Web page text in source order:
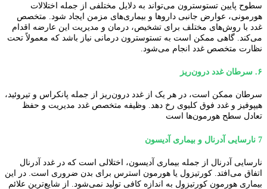
سطوح پایین تستوسترون می‌تواند به دلایل مختلفی از جمله اختلالات
هورمونی، عوارض جانبی داروها و بیماری‌های مزمن ایجاد شود. متخصص
غدد با روش‌های مختلف برای تشخیص، درمان و مدیریت این عارضه اقدام
می‌کند. گاهی ممکن است به تستوسترون درمانی نیاز باشد که معمولاً تحت
نظارت متخصص غدد انجام می‌شود.
۶. سرطان غدد درون‌ریز
سرطان ممکن است، در هر یک از غدد درون‌ریز از جمله پانکراس و تیروئید،
هیپوفیز و غدد فوق کلیوی رخ دهد. وظیفه متخصص غدد مدیریت و حفظ
تعادل سطح هورمون‌ها است
7 نارسایی آدرنال و بیماری آدیسون
نارسایی آدرنال از جمله بیماری آدیسون، اختلالی است که در غدد آدرنال
اتفاق می‌افتد. کورتیزول یا هورمون استرس برای بدن ضروری است. در این
بیماری هورمون کورتیزول به اندازه کافی تولید نمی‌شود. از شایع‌ترین علائم